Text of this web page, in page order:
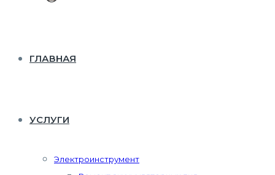
ГЛАВНАЯ
УСЛУГИ
Электроинструмент